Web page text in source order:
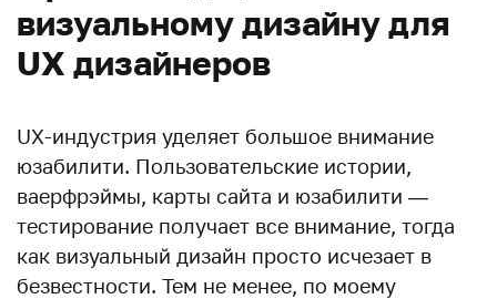
визуальному дизайну для
UX дизайнеров
UX-индустрия уделяет большое внимание
юзабилити. Пользовательские истории,
ваерфрэймы, карты сайта и юзабилити —
тестирование получает все внимание, тогда
как визуальный дизайн просто исчезает в
безвестности. Тем не менее, по моему